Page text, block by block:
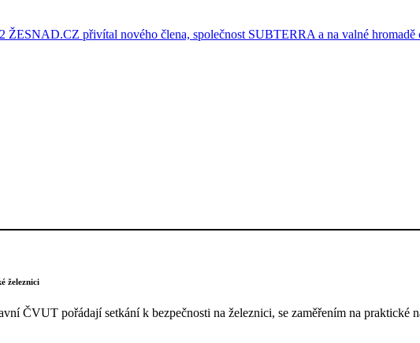
ŽESNAD.CZ přivítal nového člena, společnost SUBTERRA a na valné
železnici
ČVUT pořádají setkání k bezpečnosti na železnici, se zaměřením na praktické